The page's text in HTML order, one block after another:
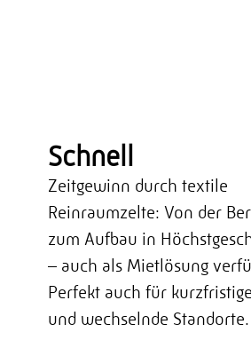
Schnell
Zeitgewinn durch textile
Reinraumzelte: Von der
zum Aufbau in
– auch als Mietlösung
Perfekt auch für
und wechselnde Standorte.